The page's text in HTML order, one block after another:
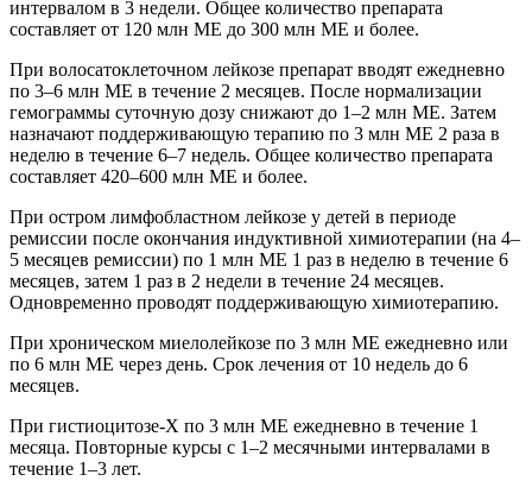
интервалом в 3 недели. Общее количество препарата
составляет от 120 млн ME до 300 млн ME и более.
При волосатоклеточном лейкозе препарат вводят ежедневно
по 3–6 млн ME в течение 2 месяцев. После нормализации
гемограммы суточную дозу снижают до 1–2 млн ME. Затем
назначают поддерживающую терапию по 3 млн ME 2 раза в
неделю в течение 6–7 недель. Общее количество препарата
составляет 420–600 млн ME и более.
При остром лимфобластном лейкозе у детей в периоде
ремиссии после окончания индуктивной химиотерапии (на 4–
5 месяцев ремиссии) по 1 млн ME 1 раз в неделю в течение 6
месяцев, затем 1 раз в 2 недели в течение 24 месяцев.
Одновременно проводят поддерживающую химиотерапию.
При хроническом миелолейкозе по 3 млн ME ежедневно или
по 6 млн ME через день. Срок лечения от 10 недель до 6
месяцев.
При гистиоцитозе-X по 3 млн ME ежедневно в течение 1
месяца. Повторные курсы с 1–2 месячными интервалами в
течение 1–3 лет.